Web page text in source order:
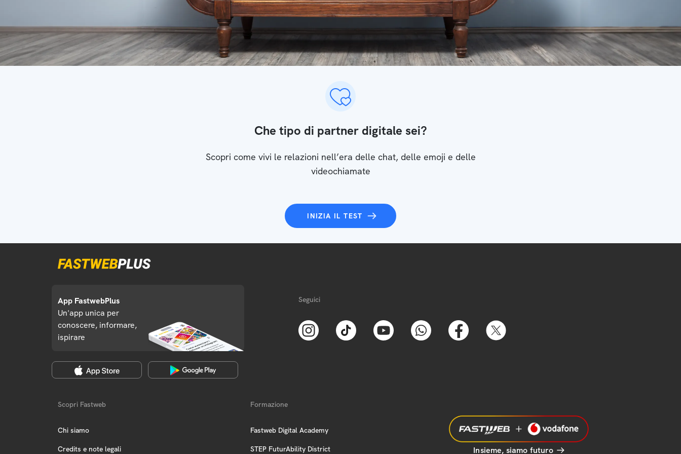
Che tipo di partner digitale sei?
Scopri come vivi le relazioni nell’era delle chat, delle emoji e delle
videochiamate
INIZIA IL TEST
App FastwebPlus
Un'app unica per
conoscere, informare,
ispirare
Seguici
Scopri Fastweb
Chi siamo
Credits e note legali
Formazione
Fastweb Digital Academy
STEP FuturAbility District Insieme, siamo futuro